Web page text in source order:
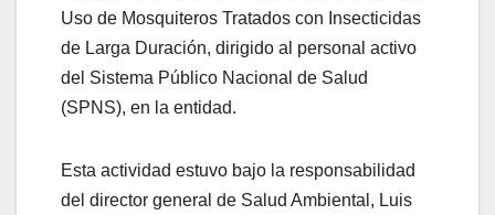
Uso de Mosquiteros Tratados con Insecticidas
de Larga Duración, dirigido al personal activo
del Sistema Público Nacional de Salud
(SPNS), en la entidad.
Esta actividad estuvo bajo la responsabilidad
del director general de Salud Ambiental, Luis